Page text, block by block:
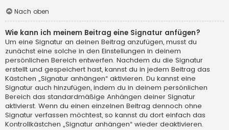
Nach oben
Wie kann ich meinem Beitrag eine Signatur anfügen?
Um eine Signatur an deinen Beitrag anzufügen, musst du
zunächst eine solche in den Einstellungen in deinem
persönlichen Bereich entwerfen. Nachdem du die Signatur
erstellt und gespeichert hast, kannst du in jedem Beitrag das
Kästchen „Signatur anhängen“ aktivieren. Du kannst eine
Signatur auch hinzufügen, indem du in deinem persönlichen
Bereich das standardmäßige Anhängen deiner Signatur
aktivierst. Wenn du einen einzelnen Beitrag dennoch ohne
Signatur verfassen möchtest, so kannst du dort einfach das
Kontrollkästchen „Signatur anhängen“ wieder deaktivieren.